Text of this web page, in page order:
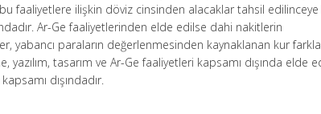
faaliyetlere ilişkin döviz cinsinden alacaklar tahsil
Ar-Ge faaliyetlerinden elde edilse dahi nakitlerin
yabancı paraların değerlenmesinden kaynaklanan kur
yazılım, tasarım ve Ar-Ge faaliyetleri kapsamı dışında elde
dışındadır.